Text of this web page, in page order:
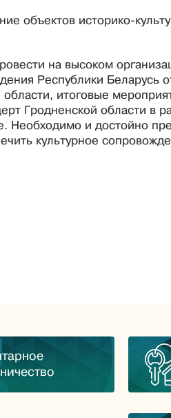
объектов историко-
на высоком
Республики Беларусь
итоговые
Гродненской области в
Необходимо и достойно
культурное